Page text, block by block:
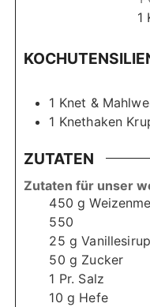
1
1 Knet &
1 Knethaken
ZUTATEN
Zutaten für unser
450 g
550
25 g Vanillesirup
50 g Zucker
1 Pr. Salz
10 g Hefe